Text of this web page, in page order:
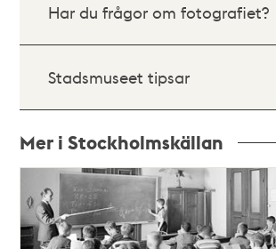
Har du frågor om fotografiet?
Stadsmuseet tipsar
Mer i Stockholmskällan
Relaterade
poster
och
teman